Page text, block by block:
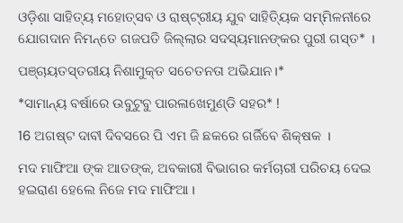
ଓଡ଼ିଶା ସାହିତ୍ୟ ମହୋତ୍ସବ ଓ ରାଷ୍ଟ୍ରୀୟ ଯୁବ ସାହିତ୍ୟିକ ସମ୍ମିଳନୀରେ
ଯୋଗଦାନ ନିମନ୍ତେ ଗଜପତି ଜିଲ୍ଲାର ସଦସ୍ୟମାନଙ୍କର ପୁରୀ ଗସ୍ତ* ।
ପଞ୍ଚାୟତସ୍ତରୀୟ ନିଶାମୁକ୍ତ ସଚେତନତା ଅଭିଯାନ।*
*ସାମାନ୍ୟ ବର୍ଷାରେ ଉବୁଟୁବୁ ପାରଳାଖେମୁଣ୍ଡି ସହର* !
16 ଅଗଷ୍ଟ ଦାବୀ ଦିବସରେ ପି ଏମ ଜି ଛକରେ ଗର୍ଜିବେ ଶିକ୍ଷକ ।
ମଦ ମାଫିଆ ଙ୍କ ଆତଙ୍କ, ଅବକାରୀ ବିଭାଗର କର୍ମଚାରୀ ପରିଚୟ ଦେଇ
ହଇରାଣ ହେଲେ ନିଜେ ମଦ ମାଫିଆ।